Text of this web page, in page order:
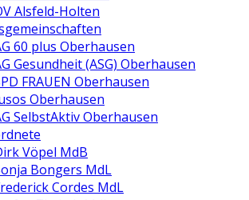
Alsfeld-Holten
60 plus Oberhausen
Gesundheit (ASG) Oberhausen
FRAUEN Oberhausen
Oberhausen
SelbstAktiv Oberhausen
Vöpel MdB
Bongers MdL
Cordes MdL